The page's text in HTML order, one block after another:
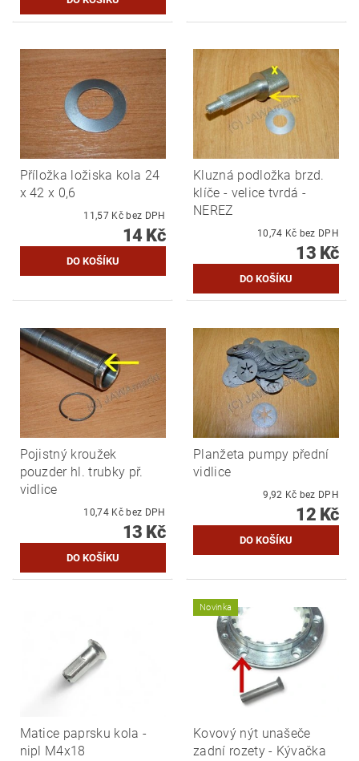
Příložka ložiska kola 24
x 42 x 0,6
11,57 Kč bez DPH
14 Kč
Kluzná podložka brzd.
klíče - velice tvrdá -
NEREZ
10,74 Kč bez DPH
13 Kč
Pojistný kroužek
pouzder hl. trubky př.
vidlice
10,74 Kč bez DPH
13 Kč
Planžeta pumpy přední
vidlice
9,92 Kč bez DPH
12 Kč
Matice paprsku kola -
nipl M4x18
Novinka
Kovový nýt unašeče
zadní rozety - Kývačka